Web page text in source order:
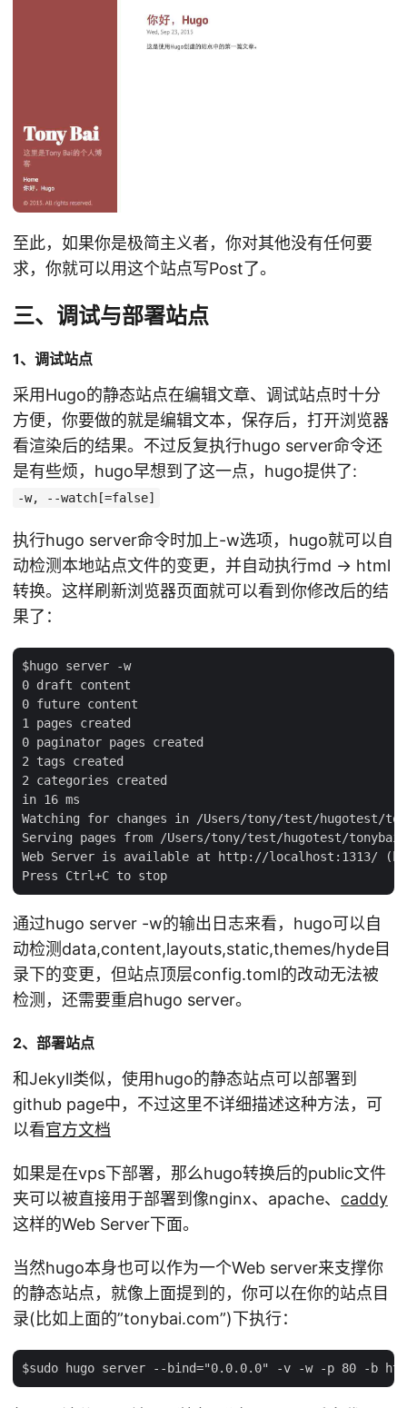
至此，如果你是极简主义者，你对其他没有任何要
求，你就可以用这个站点写Post了。
三、调试与部署站点
1、调试站点
采用Hugo的静态站点在编辑文章、调试站点时十分
方便，你要做的就是编辑文本，保存后，打开浏览器
看渲染后的结果。不过反复执行hugo server命令还
是有些烦，hugo早想到了这一点，hugo提供了:
-w, --watch[=false]
执行hugo server命令时加上-w选项，hugo就可以自
动检测本地站点文件的变更，并自动执行md -> html
转换。这样刷新浏览器页面就可以看到你修改后的结
果了：
$hugo server -w
0 draft content
0 future content
1 pages created
0 paginator pages created
2 tags created
2 categories created
in 16 ms
Watching for changes in /Users/tony/test/hugotest/
Serving pages from /Users/tony/test/hugotest/
Web Server is available at http://localhost:1313/
通过hugo server -w的输出日志来看，hugo可以自
动检测data,content,layouts,static,themes/hyde目
录下的变更，但站点顶层config.toml的改动无法被
检测，还需要重启hugo server。
2、部署站点
和Jekyll类似，使用hugo的静态站点可以部署到
github page中，不过这里不详细描述这种方法，可
以看官方文档
如果是在vps下部署，那么hugo转换后的public文件
夹可以被直接用于部署到像nginx、apache、 caddy
这样的Web Server下面。
当然hugo本身也可以作为一个Web server来支撑你
的静态站点，就像上面提到的，你可以在你的站点目
录(比如上面的”tonybai.com”)下执行：